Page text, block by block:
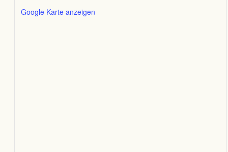
Google Karte anzeigen